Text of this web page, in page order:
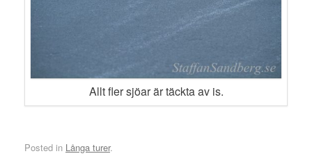
Allt fler sjöar är täckta av is.
Posted in Långa turer.